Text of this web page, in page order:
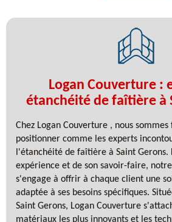
Logan Couverture :
étanchéité de faîtière à
Chez Logan Couverture , nous sommes
positionner comme les experts
l'étanchéité de faîtière à Saint Gerons.
expérience et de son savoir-faire,
s'engage à offrir à chaque client une
adaptée à ses besoins spécifiques.
Saint Gerons, Logan Couverture
matériaux les plus innovants et les